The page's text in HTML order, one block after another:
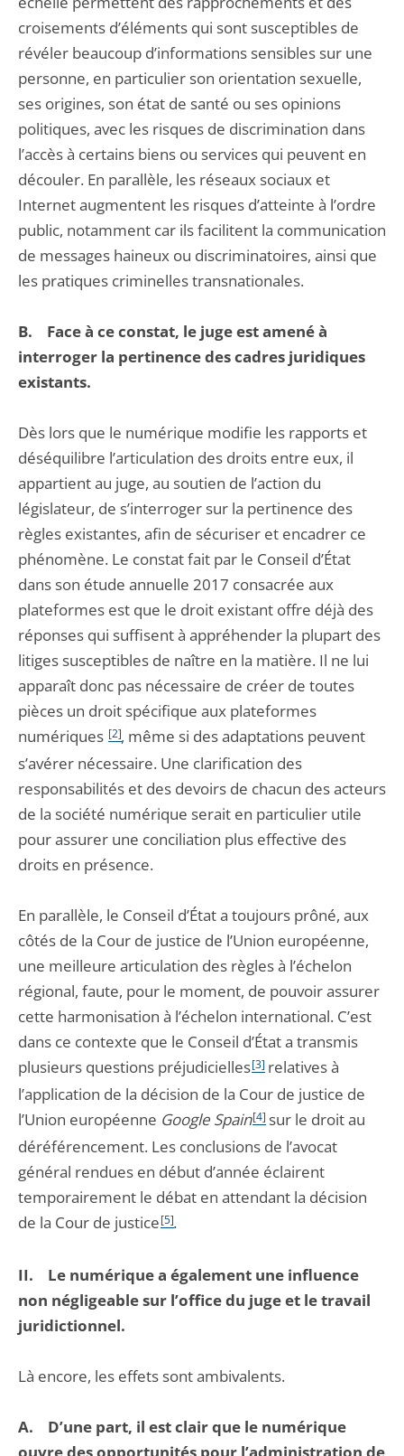
croisements d’éléments qui sont susceptibles de
révéler beaucoup d’informations sensibles sur une
personne, en particulier son orientation sexuelle,
ses origines, son état de santé ou ses opinions
politiques, avec les risques de discrimination dans
l’accès à certains biens ou services qui peuvent en
découler. En parallèle, les réseaux sociaux et
Internet augmentent les risques d’atteinte à l’ordre
public, notamment car ils facilitent la communication
de messages haineux ou discriminatoires, ainsi que
les pratiques criminelles transnationales.
B. Face à ce constat, le juge est amené à
interroger la pertinence des cadres juridiques
existants.
Dès lors que le numérique modifie les rapports et
déséquilibre l’articulation des droits entre eux, il
appartient au juge, au soutien de l’action du
législateur, de s’interroger sur la pertinence des
règles existantes, afin de sécuriser et encadrer ce
phénomène. Le constat fait par le Conseil d’État
dans son étude annuelle 2017 consacrée aux
plateformes est que le droit existant offre déjà des
réponses qui suffisent à appréhender la plupart des
litiges susceptibles de naître en la matière. Il ne lui
apparaît donc pas nécessaire de créer de toutes
pièces un droit spécifique aux plateformes
numériques [2], même si des adaptations peuvent
s’avérer nécessaire. Une clarification des
responsabilités et des devoirs de chacun des acteurs
de la société numérique serait en particulier utile
pour assurer une conciliation plus effective des
droits en présence.
En parallèle, le Conseil d’État a toujours prôné, aux
côtés de la Cour de justice de l’Union européenne,
une meilleure articulation des règles à l’échelon
régional, faute, pour le moment, de pouvoir assurer
cette harmonisation à l’échelon international. C’est
dans ce contexte que le Conseil d’État a transmis
plusieurs questions préjudicielles[3]relatives à
l’application de la décision de la Cour de justice de
l’Union européenne Google Spain[4]sur le droit au
déréférencement. Les conclusions de l’avocat
général rendues en début d’année éclairent
temporairement le débat en attendant la décision
de la Cour de justice[5].
II. Le numérique a également une influence
non négligeable sur l’office du juge et le travail
juridictionnel.
Là encore, les effets sont ambivalents.
A. D’une part, il est clair que le numérique